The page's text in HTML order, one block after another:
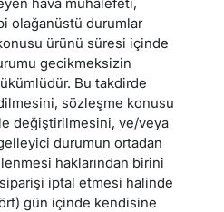
olağanüstü durumlar
ürünü süresi içinde
gecikmeksizin
Bu takdirde
sözleşme konusu
değiştirilmesini, ve/veya
durumun ortadan
haklarından birini
iptal etmesi halinde
gün içinde kendisine